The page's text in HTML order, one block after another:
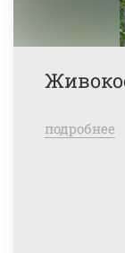
подробнее